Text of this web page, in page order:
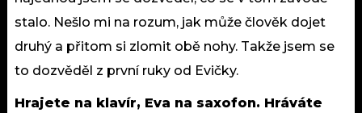
stalo. Nešlo mi na rozum, jak může člověk dojet
druhý a přitom si zlomit obě nohy. Takže jsem se
to dozvěděl z první ruky od Evičky.
Hrajete na klavír, Eva na saxofon. Hráváte